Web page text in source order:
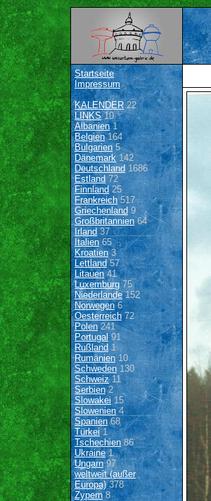
Startseite
Impressum
KALENDER22
LINKS10
Albanien1
Belgien164
Bulgarien 5
Dänemark142
Deutschland 1686
Estland 72
Finnland 25
Frankreich517
Griechenland9
Großbritannien64
Irland 37
Italien65
Kroatien3
Lettland57
Litauen41
Luxemburg 75
Niederlande152
Norwegen6
Oesterreich72
Polen 241
Portugal91
Rußland 1
Rumänien10
Schweden 130
Schweiz11
Serbien2
Slowakei15
Slowenien4
Spanien68
Türkei1
Tschechien 86
Ukraine1
Ungarn97
weltweit (außer
Europa)378
Zypern8